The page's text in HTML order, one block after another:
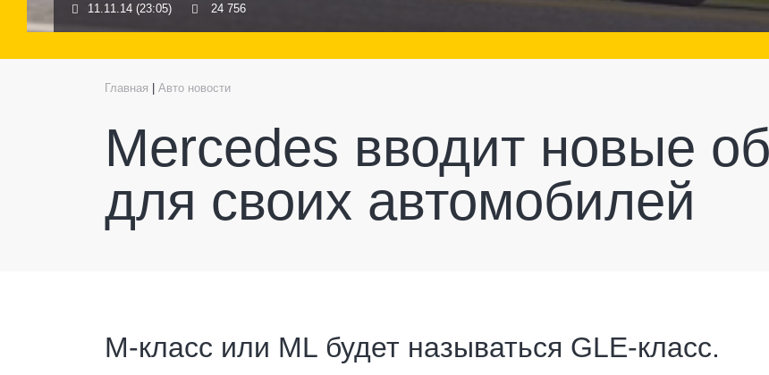
11.11.14 (23:05) 24 756
Главная Авто новости
Mercedes вводит новые
для своих автомобилей
M-класс или ML будет называться GLE-класс.